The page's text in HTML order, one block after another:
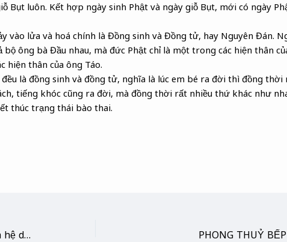
Bụt luôn. Kết hợp ngày sinh Phật và ngày giỗ Bụt, mới có ngày
vào lửa và hoá chính là Đồng sinh và Đồng tử, hay Nguyên Đán.
bộ ông bà Đầu nhau, mà đức Phật chỉ là một trong các hiện thân
hiện thân của ông Táo.
là đồng sinh và đồng tử, nghĩa là lúc em bé ra đời thì đồng thời
tiếng khóc cũng ra đời, mà đồng thời rất nhiều thứ khác như
thúc trạng thái bào thai.
Ca dao, tục ngữ, thành ngữ về quan hệ dâu rể và sui gia PHONG THUỶ